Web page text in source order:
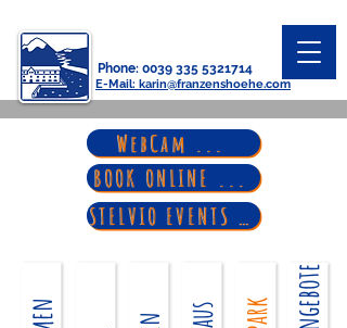
Phone: 0039 335 5321714
E-Mail: karin@franzenshoehe.com
WebCam ...
BOOK ONLINE ...
STELVIO EVENTS ...